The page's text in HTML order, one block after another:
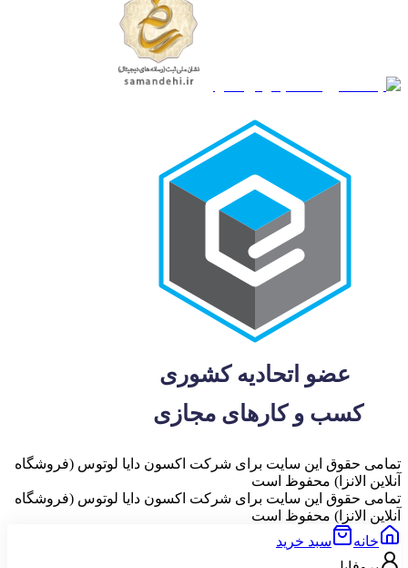
تمامی حقوق این سایت برای شرکت اکسون دایا لوتوس (فروشگاه
آنلاین الانزا) محفوظ است
تمامی حقوق این سایت برای شرکت اکسون دایا لوتوس (فروشگاه
آنلاین الانزا) محفوظ است
خانه
سبد خرید